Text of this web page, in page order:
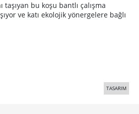
taşıyan bu koşu bantlı çalışma
ve katı ekolojik yönergelere bağlı
TASARIM